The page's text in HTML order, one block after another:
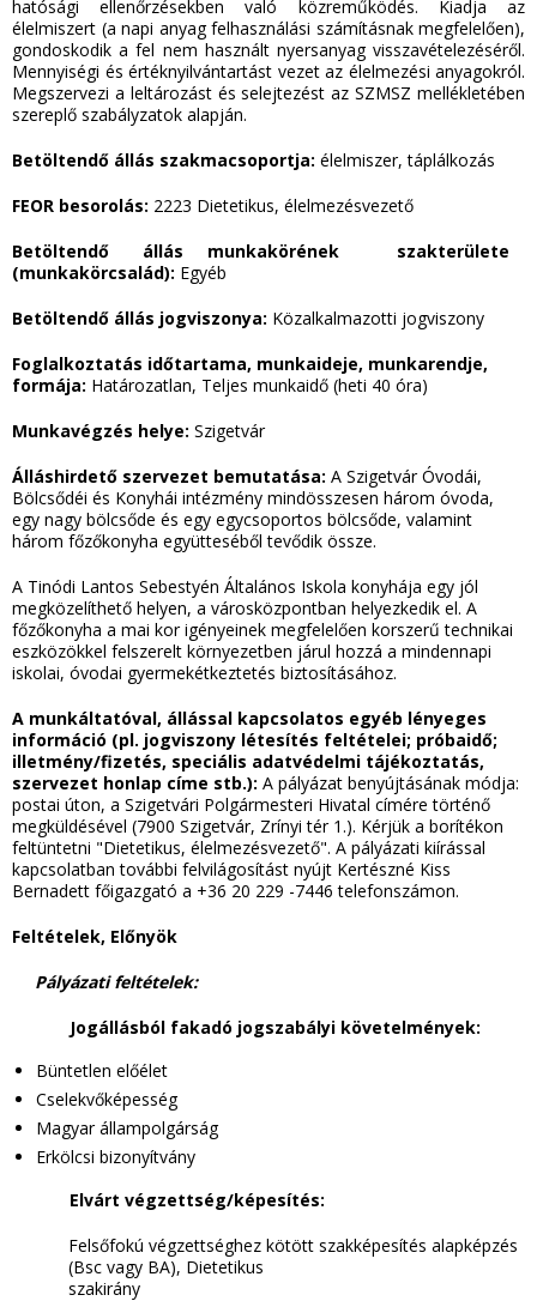
hatósági ellenőrzésekben való közreműködés. Kiadja az
élelmiszert (a napi anyag felhasználási számításnak megfelelően),
gondoskodik a fel nem használt nyersanyag visszavételezéséről.
Mennyiségi és értéknyilvántartást vezet az élelmezési anyagokról.
Megszervezi a leltározást és selejtezést az SZMSZ mellékletében
szereplő szabályzatok alapján.
Betöltendő állás szakmacsoportja: élelmiszer, táplálkozás
FEOR besorolás: 2223 Dietetikus, élelmezésvezető
Betöltendő állás munkakörének szakterülete
(munkakörcsalád): Egyéb
Betöltendő állás jogviszonya: Közalkalmazotti jogviszony
Foglalkoztatás időtartama, munkaideje, munkarendje,
formája: Határozatlan, Teljes munkaidő (heti 40 óra)
Munkavégzés helye: Szigetvár
Álláshirdető szervezet bemutatása: A Szigetvár Óvodái,
Bölcsődéi és Konyhái intézmény mindösszesen három óvoda,
egy nagy bölcsőde és egy egycsoportos bölcsőde, valamint
három főzőkonyha együtteséből tevődik össze.
A Tinódi Lantos Sebestyén Általános Iskola konyhája egy jól
megközelíthető helyen, a városközpontban helyezkedik el. A
főzőkonyha a mai kor igényeinek megfelelően korszerű technikai
eszközökkel felszerelt környezetben járul hozzá a mindennapi
iskolai, óvodai gyermekétkeztetés biztosításához.
A munkáltatóval, állással kapcsolatos egyéb lényeges
információ (pl. jogviszony létesítés feltételei; próbaidő;
illetmény/fizetés, speciális adatvédelmi tájékoztatás,
szervezet honlap címe stb.): A pályázat benyújtásának módja:
postai úton, a Szigetvári Polgármesteri Hivatal címére történő
megküldésével (7900 Szigetvár, Zrínyi tér 1.). Kérjük a borítékon
feltüntetni "Dietetikus, élelmezésvezető". A pályázati kiírással
kapcsolatban további felvilágosítást nyújt Kertészné Kiss
Bernadett főigazgató a +36 20 229 -7446 telefonszámon.
Feltételek, Előnyök
Pályázati feltételek:
Jogállásból fakadó jogszabályi követelmények:
Büntetlen előélet
Cselekvőképesség
Magyar állampolgárság
Erkölcsi bizonyítvány
Elvárt végzettség/képesítés:
Felsőfokú végzettséghez kötött szakképesítés alapképzés
(Bsc vagy BA), Dietetikus
szakirány